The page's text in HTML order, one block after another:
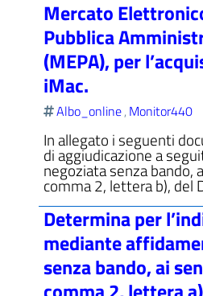
del sito
Mercato
Pubblica
(MEPA), per
iMac.
Albo_online, Monitor440
In allegato i seguenti
di aggiudicazione a
negoziata senza bando,
comma 2, lettera b), del
Determina per
mediante
senza bando, ai